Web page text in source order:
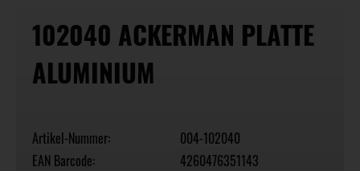
102040 ACKERMAN PLATTE
ALUMINIUM
Artikel-Nummer:
004-102040
EAN Barcode:
4260476351143